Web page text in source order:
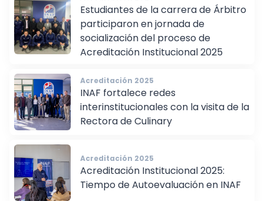
Acreditación 2025
Estudiantes de la carrera de Árbitro
participaron en jornada de
socialización del proceso de
Acreditación 2025
INAF fortalece redes
interinstitucionales con la visita de la
Rectora de Culinary
Acreditación 2025
Acreditación Institucional 2025:
Tiempo de Autoevaluación en INAF